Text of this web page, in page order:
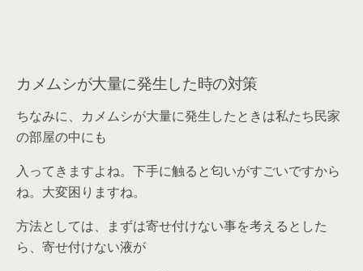
カメムシが大量に発生した時の対策
ちなみに、カメムシが大量に発生したときは私たち民家
の部屋の中にも
入ってきますよね。下手に触ると匂いがすごいですから
ね。大変困りますね。
方法としては、まずは寄せ付けない事を考えるとした
ら、寄せ付けない液が